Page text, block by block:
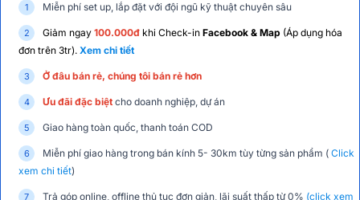
Miễn phí set up, lắp đặt với đội ngũ kỹ thuật chuyên sâu
Giảm ngay 100.000đ khi Check-in Facebook & Map (Áp dụng hóa
đơn trên 3tr). Xem chi tiết
Ở đâu bán rẻ, chúng tôi bán rẻ hơn
Ưu đãi đặc biệt cho doanh nghiệp, dự án
Giao hàng toàn quốc, thanh toán COD
Miễn phí giao hàng trong bán kính 5- 30km tùy từng sản phẩm ( Click
xem chi tiết)
Trả góp online, offline thủ tục đơn giản, lãi suất thấp từ 0% (click xem